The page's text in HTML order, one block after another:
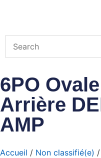
6PO
Arrière
AMP
Accueil / Non classifié(e)